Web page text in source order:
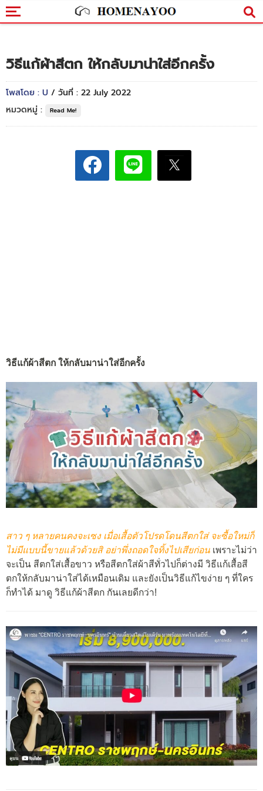
วิธีแก้ผ้าสีตก ให้กลับมาน่าใส่อีกครั้ง
โพสโดย : U / วันที่ : 22 July 2022
หมวดหมู่ :
Read Me!
วิธีแก้ผ้าสีตก ให้กลับมาน่าใส่อีกครั้ง
สาว ๆ หลายคนคงจะเซง เมื่อเสื้อตัวโปรดโดนสีตกใส่ จะซื้อใหม่ก็
ไม่มีแบบนี้ขายแล้วด้วยสิ อย่าพึ่งถอดใจทิ้งไปเสียก่อน เพราะไม่ว่า
จะเป็น สีตกใส่เสื้อขาว หรือสีตกใส่ผ้าสีทั่วไปก็ต่างมี วิธีแก้เสื้อสี
ตกให้กลับมาน่าใส่ได้เหมือนเดิม และยังเป็นวิธีแก้ไขง่าย ๆ ที่ใคร
ก็ทำได้ มาดู วิธีแก้ผ้าสีตก กันเลยดีกว่า!